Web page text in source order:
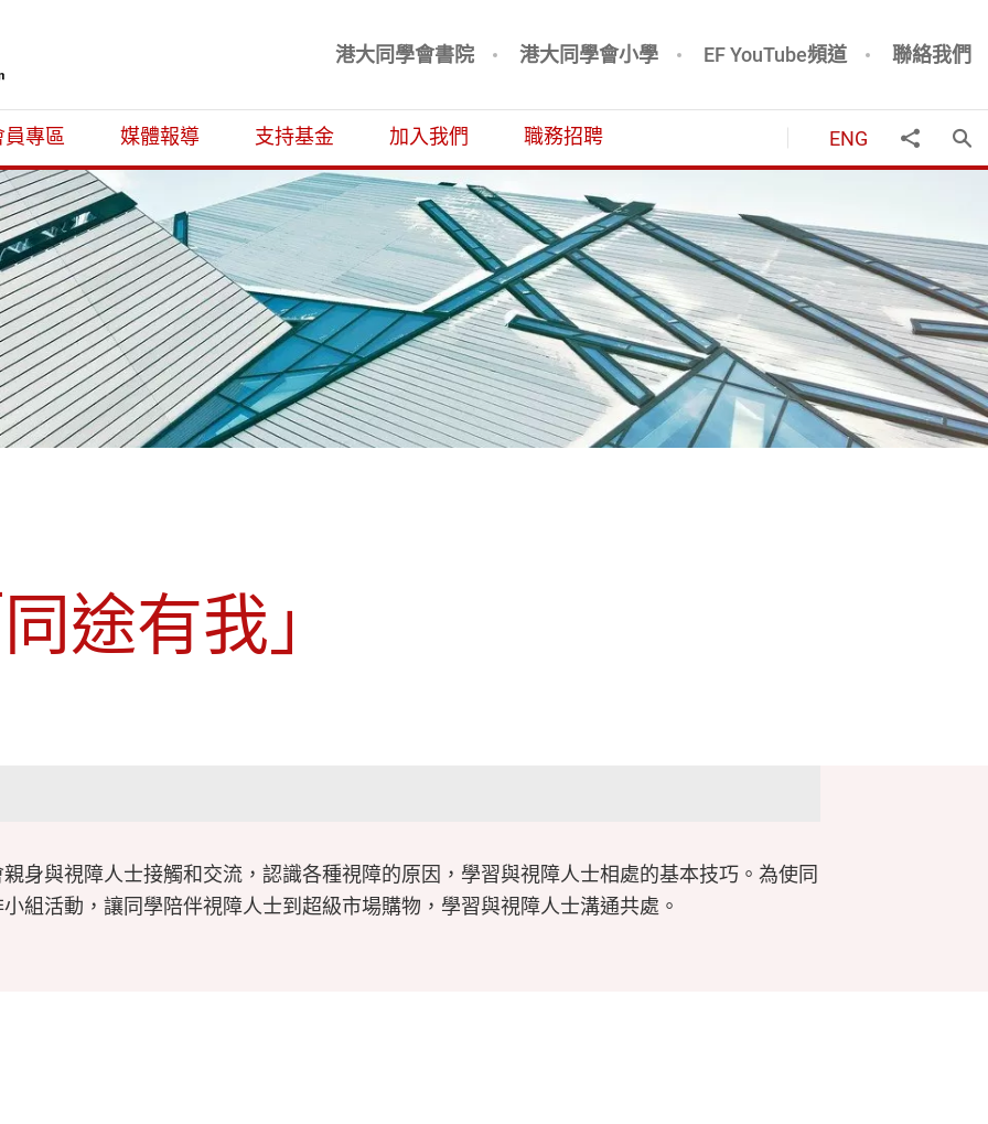
金
港大同學會書院 港大同學會小學 EF YouTube頻道 聯絡我們
員專區 媒體報導 支持基金 加入我們 職務招聘 ENG 分享到打
途有我」
身與視障人士接觸和交流，認識各種視障的原因，學習與視障人士相處的基本技巧。為使同
組活動，讓同學陪伴視障人士到超級市場購物，學習與視障人士溝通共處。